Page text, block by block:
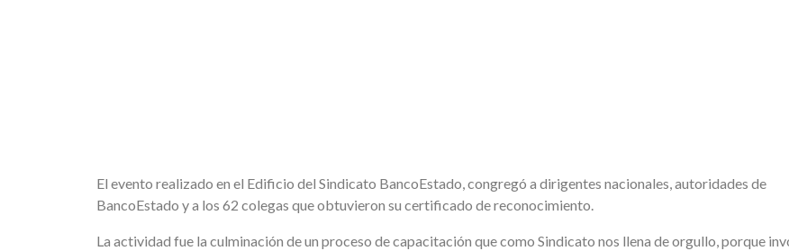
El evento realizado en el Edificio del Sindicato BancoEstado, congregó a dirigentes nacionales, autoridades de
BancoEstado y a los 62 colegas que obtuvieron su certificado de reconocimiento.
La actividad fue la culminación de un proceso de capacitación que como Sindicato nos llena de orgullo, porque